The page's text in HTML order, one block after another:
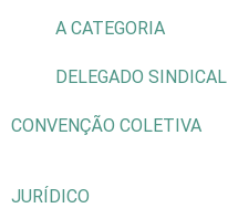
A CATEGORIA
DELEGADO SINDICAL
CONVENÇÃO COLETIVA
JURÍDICO